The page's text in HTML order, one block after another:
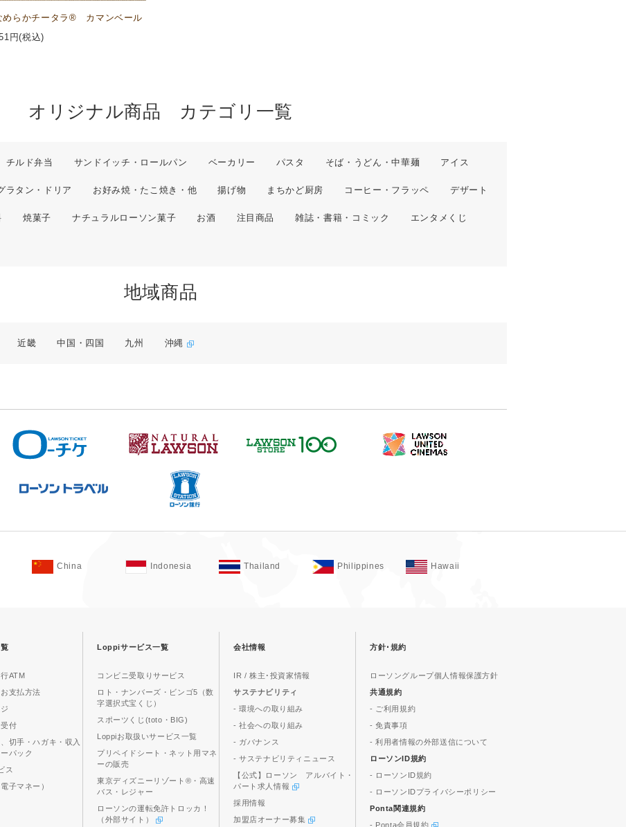
めらかチータラ® カマンベール
円(税込)
オリジナル商品 カテゴリ一覧
チルド弁当 サンドイッチ・ロールパン ベーカリー パスタ そば・うどん・中華麺 アイス
ラタン・ドリア お好み焼・たこ焼き・他 揚げ物 まちかど厨房 コーヒー・フラッペ デザート
焼菓子 ナチュラルローソン菓子 お酒 注目商品 雑誌・書籍・コミック エンタメくじ
地域商品
近畿 中国・四国 九州 沖縄
China Indonesia Thailand Philippines Hawaii
ATM
支払方法
付
切手・ハガキ・収入
パック
ス
子マネー）
Loppiサービス一覧
コンビニ受取りサービス
ロト・ナンバーズ・ビンゴ5（数
字選択式宝くじ）
スポーツくじ(toto・BIG)
Loppiお取扱いサービス一覧
プリペイドシート・ネット用マネ
ーの販売
東京ディズニーリゾート®・高速
バス・レジャー
ローソンの運転免許トロッカ！
（外部サイト）
会社情報
IR / 株主･投資家情報
サステナビリティ
- 環境への取り組み
- 社会への取り組み
- ガバナンス
- サステナビリティニュース
【公式】ローソン アルバイト・
パート求人情報
採用情報
加盟店オーナー募集
方針･規約
ローソングループ個人情報保護方針
共通規約
- ご利用規約
- 免責事項
- 利用者情報の外部送信について
ローソンID規約
- ローソンID規約
- ローソンIDプライバシーポリシー
Ponta関連規約
- Ponta会員規約